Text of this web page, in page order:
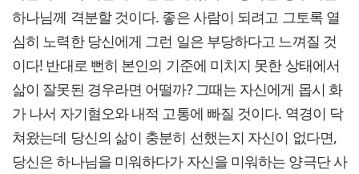
하나님께 격분할 것이다. 좋은 사람이 되려고 그토록 열
심히 노력한 당신에게 그런 일은 부당하다고 느껴질 것
이다! 반대로 뻔히 본인의 기준에 미치지 못한 상태에서
삶이 잘못된 경우라면 어떨까? 그때는 자신에게 몹시 화
가 나서 자기혐오와 내적 고통에 빠질 것이다. 역경이 닥
쳐왔는데 당신의 삶이 충분히 선했는지 자신이 없다면,
당신은 하나님을 미워하다가 자신을 미워하는 양극단 사